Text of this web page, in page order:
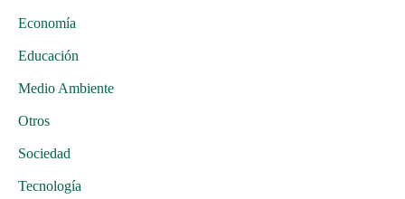
Economía
Educación
Medio Ambiente
Otros
Sociedad
Tecnología